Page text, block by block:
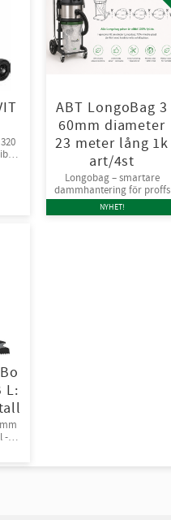
ABT LongoBag 3
60mm diameter
23 meter lång 1k
art/4st
Longobag – smartare
dammhantering för proffs
NYHET!
L:
-